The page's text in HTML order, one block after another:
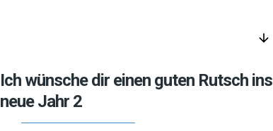
arrow_downward
Ich wünsche dir einen guten Rutsch ins
neue Jahr 2